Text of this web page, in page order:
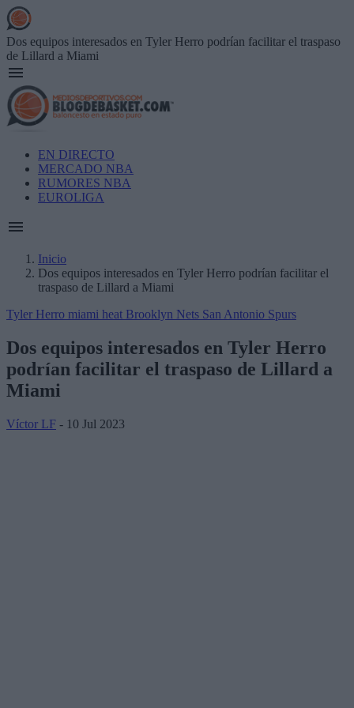
Skip
to
main
content
Dos equipos interesados en Tyler Herro podrían facilitar el traspaso
de Lillard a Miami
Main
navigation
EN DIRECTO
MERCADO NBA
RUMORES NBA
EUROLIGA
Breadcrumb
Inicio
Dos equipos interesados en Tyler Herro podrían facilitar el
traspaso de Lillard a Miami
Tyler Herro miami heat Brooklyn Nets San Antonio Spurs
Dos equipos interesados en Tyler Herro
podrían facilitar el traspaso de Lillard a
Miami
Víctor LF - 10 Jul 2023